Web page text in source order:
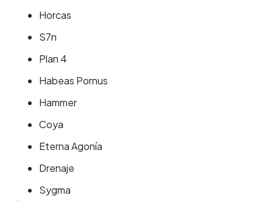
Horcas
S7n
Plan 4
Habeas Pornus
Hammer
Coya
Eterna Agonía
Drenaje
Sygma